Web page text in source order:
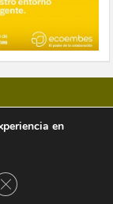
en
Cerrar el banner de